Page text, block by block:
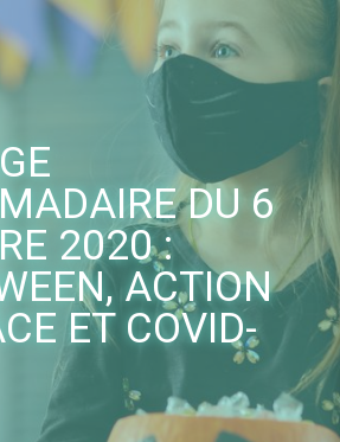
DU 6
2020 :
ACTION
ET COVID-